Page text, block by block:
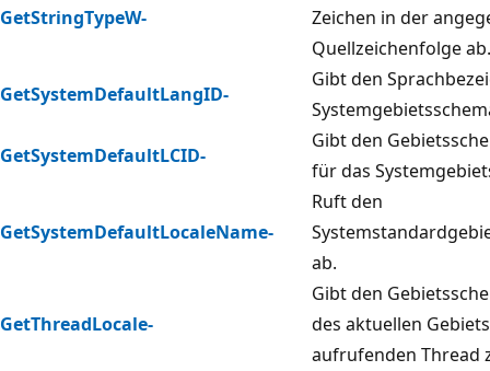
GetStringTypeW-
Zeichen in der
Quellzeichenfolge ab.
GetSystemDefaultLangID-
Gibt den
GetSystemDefaultLCID-
Gibt den
für das
GetSystemDefaultLocaleName-
Ruft den
ab.
GetThreadLocale-
Gibt den
des aktuellen
aufrufenden Thread